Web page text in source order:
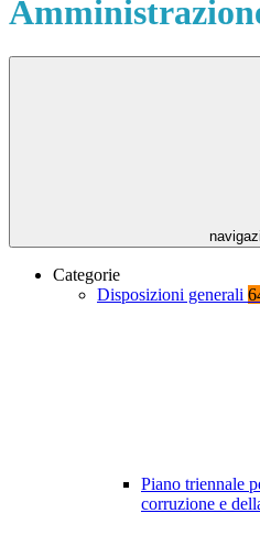
Categorie
Disposizioni generali
Piano triennale
corruzione e